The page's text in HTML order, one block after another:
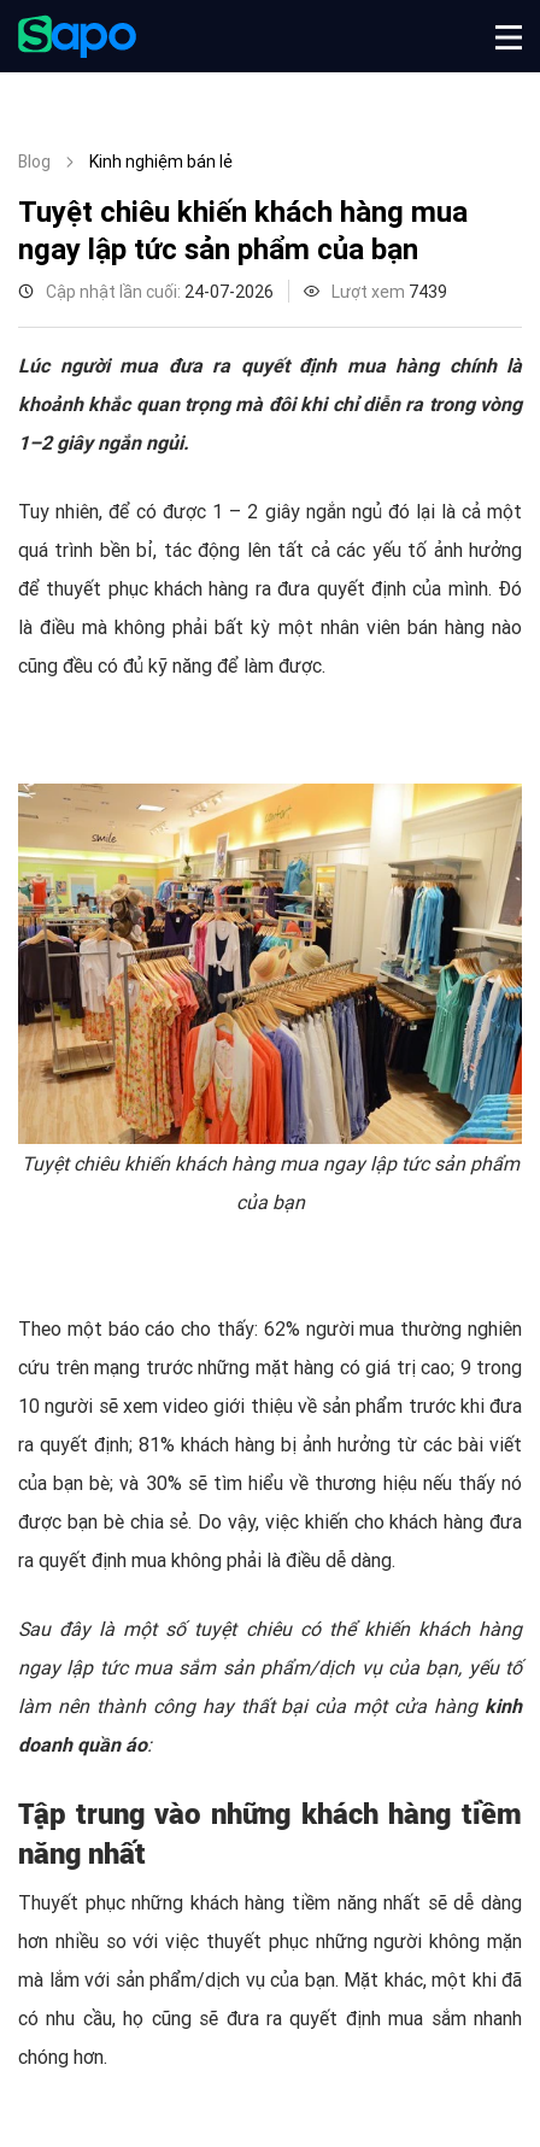
Blog Kinh nghiệm bán lẻ
Tuyệt chiêu khiến khách hàng mua
ngay lập tức sản phẩm của bạn
Cập nhật lần cuối: 24-07-2026 Lượt xem 7439
Lúc người mua đưa ra quyết định mua hàng chính là
khoảnh khắc quan trọng mà đôi khi chỉ diễn ra trong vòng
1–2 giây ngắn ngủi.
Tuy nhiên, để có được 1 – 2 giây ngắn ngủ đó lại là cả một
quá trình bền bỉ, tác động lên tất cả các yếu tố ảnh hưởng
để thuyết phục khách hàng ra đưa quyết định của mình. Đó
là điều mà không phải bất kỳ một nhân viên bán hàng nào
cũng đều có đủ kỹ năng để làm được.
Tuyệt chiêu khiến khách hàng mua ngay lập tức sản phẩm
của bạn
Theo một báo cáo cho thấy: 62% người mua thường nghiên
cứu trên mạng trước những mặt hàng có giá trị cao; 9 trong
10 người sẽ xem video giới thiệu về sản phẩm trước khi đưa
ra quyết định; 81% khách hàng bị ảnh hưởng từ các bài viết
của bạn bè; và 30% sẽ tìm hiểu về thương hiệu nếu thấy nó
được bạn bè chia sẻ. Do vậy, việc khiến cho khách hàng đưa
ra quyết định mua không phải là điều dễ dàng.
Sau đây là một số tuyệt chiêu có thể khiến khách hàng
ngay lập tức mua sắm sản phẩm/dịch vụ của bạn, yếu tố
làm nên thành công hay thất bại của một cửa hàng kinh
doanh quần áo:
Tập trung vào những khách hàng tiềm
năng nhất
Thuyết phục những khách hàng tiềm năng nhất sẽ dễ dàng
hơn nhiều so với việc thuyết phục những người không mặn
mà lắm với sản phẩm/dịch vụ của bạn. Mặt khác, một khi đã
có nhu cầu, họ cũng sẽ đưa ra quyết định mua sắm nhanh
chóng hơn.